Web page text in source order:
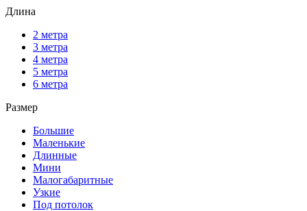
Длина
2 метра
3 метра
4 метра
5 метра
6 метра
Размер
Большие
Маленькие
Длинные
Мини
Малогабаритные
Узкие
Под потолок